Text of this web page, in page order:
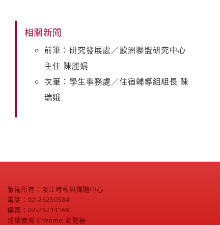
相關新聞
前筆：研究發展處／歐洲聯盟研究中心
主任 陳麗娟
次筆：學生事務處／住宿輔導組組長 陳
瑞娥
版權所有：淡江時報與媒體中心
電話：02-26250584
傳真：02-26214169
建議使用 Chrome 瀏覽器